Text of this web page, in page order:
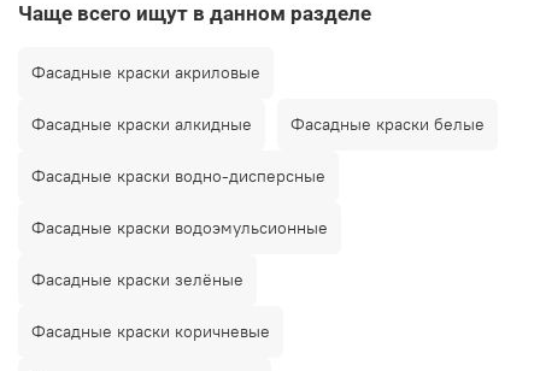
Чаще всего ищут в данном разделе
Фасадные краски акриловые
Фасадные краски алкидные Фасадные краски белые
Фасадные краски водно-дисперсные
Фасадные краски водоэмульсионные
Фасадные краски зелёные
Фасадные краски коричневые